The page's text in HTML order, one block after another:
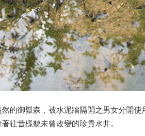
的御嶽森，被水泥牆隔開之男女分開
往昔樣貌未曾改變的珍貴水井。